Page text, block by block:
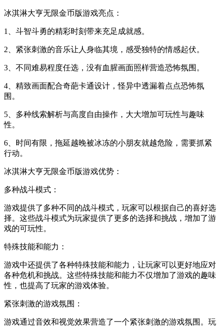
冰淇淋大亨无限金币版游戏亮点：
1、斗智斗勇的精彩时刻带来充足成就感。
2、紧张刺激的音乐让人身临其境，感受独特的情感起伏。
3、不同难易程度任选，没有血腥画面照样营造恐怖氛围。
4、精致画面配合奇葩卡通设计，怪异中透漏着点点恐怖氛
围。
5、多种线索解析与高度自由操作，大大增加可玩性与趣味
性。
6、时间有限，拖延越晚被冰冻的小朋友就越危险，需要抓紧
行动。
冰淇淋大亨无限金币版游戏优势：
多种战斗模式：
游戏提供了多种不同的战斗模式，玩家可以根据自己的喜好选
择。这些战斗模式为玩家提供了更多的选择和挑战，增加了游
戏的可玩性。
特殊技能和能力：
游戏中还提供了各种特殊技能和能力，让玩家可以更好地应对
各种危机和挑战。这些特殊技能和能力不仅增加了游戏的趣味
性，也提高了玩家的游戏体验。
紧张刺激的游戏氛围：
游戏通过音效和视觉效果营造了一个紧张刺激的游戏氛围。玩